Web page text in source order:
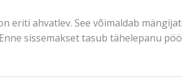
eriti ahvatlev. See võimaldab
sissemakset tasub tähelepanu